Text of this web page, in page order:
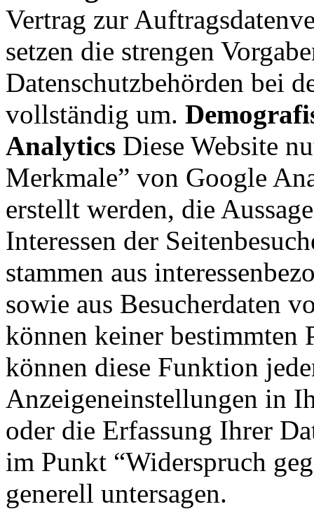
Vertrag zur
setzen die strengen
Datenschutzbehörden bei
vollständig um.
Analytics Diese Website
Merkmale” von Google
erstellt werden, die
Interessen der
stammen aus
sowie aus Besucherdaten
können keiner bestimmten
können diese Funktion
Anzeigeneinstellungen in
oder die Erfassung Ihrer
im Punkt “Widerspruch
generell untersagen.